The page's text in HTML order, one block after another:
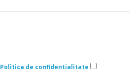
Politica de confidentialitate